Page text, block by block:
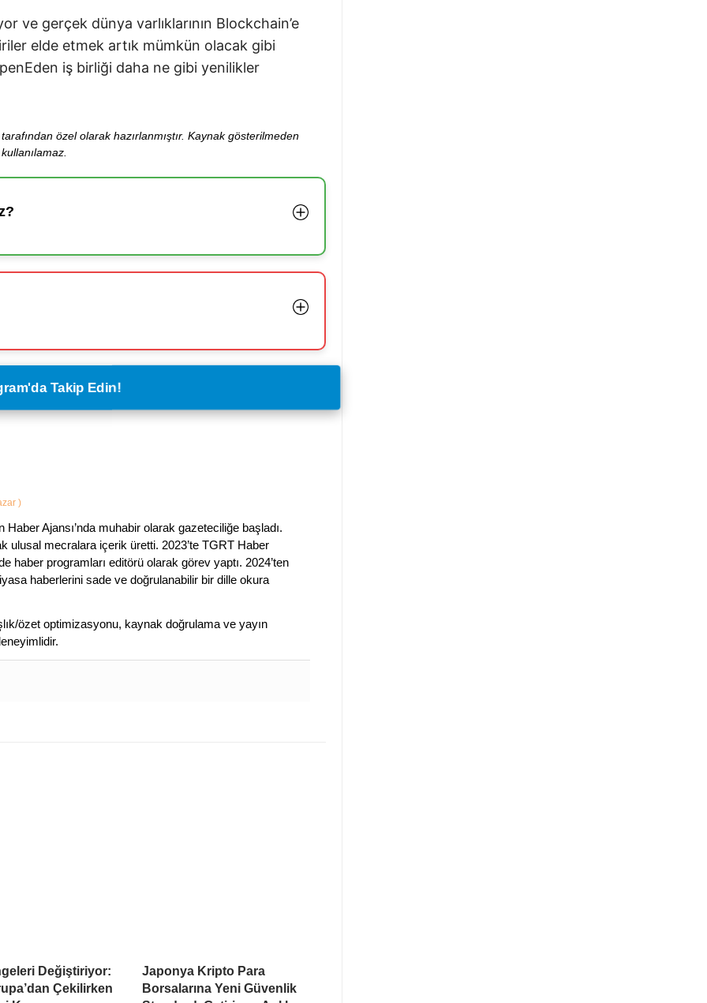
ve gerçek dünya varlıklarının Blockchain’e
elde etmek artık mümkün olacak gibi
iş birliği daha ne gibi yenilikler
özel olarak hazırlanmıştır. Kaynak gösterilmeden
kullanılamaz.
Takip Edin!
)
Ajansı’nda muhabir olarak gazeteciliğe başladı.
ulusal mecralara içerik üretti. 2023’te TGRT Haber
haber programları editörü olarak görev yaptı. 2024’ten
haberlerini sade ve doğrulanabilir bir dille okura
özet optimizasyonu, kaynak doğrulama ve yayın
Değiştiriyor:
Çekilirken
Japonya Kripto Para
Borsalarına Yeni Güvenlik